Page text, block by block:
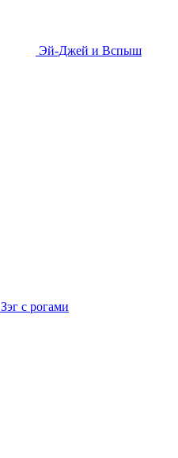
Эй-Джей и Вспыш
Зэг с рогами